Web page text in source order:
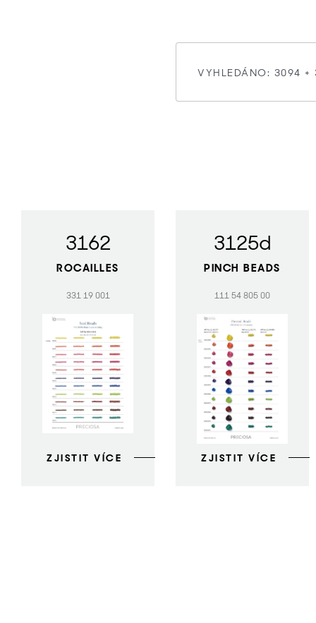
3162
ROCAILLES
331 19 001
ZJISTIT VÍCE
3125d
PINCH BEADS
111 54 805 00
ZJISTIT VÍCE